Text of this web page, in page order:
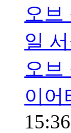
오브
일
오브
이어
15:36